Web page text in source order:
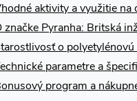
aktivity a využitie na
značke Pyranha: Britská
o
parametre a
program a